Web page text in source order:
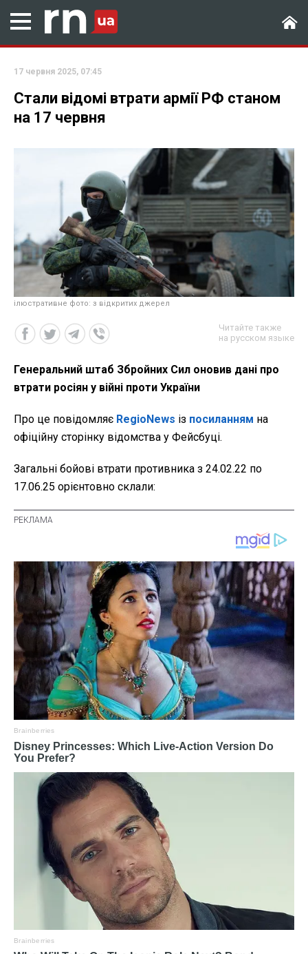
17 червня 2025, 07:45
Стали відомі втрати армії РФ станом
на 17 червня
ілюстративне фото: з відкритих джерел
Читайте также
на русском языке
Генеральний штаб Збройних Сил оновив дані про
втрати росіян у війні проти України
Про це повідомляє RegioNews із посиланням на
офіційну сторінку відомства у Фейсбуці.
Загальні бойові втрати противника з 24.02.22 по
17.06.25 орієнтовно склали: